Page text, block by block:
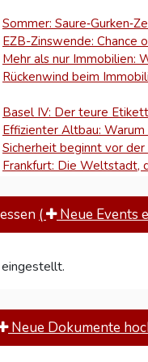
Sommer:
EZB-Zinswende: Chance
Mehr als nur Immobilien:
Rückenwind beim
Basel IV: Der teure
Effizienter Altbau:
Sicherheit beginnt vor der
Frankfurt: Die Weltstadt,
Wohntraum auf fremdem
Gebäudetyp E: Scheitert
Schimmel-Schock beim
Grundsteuer landet beim
Wohnträume und
( Neue Events
Neue Dokumente